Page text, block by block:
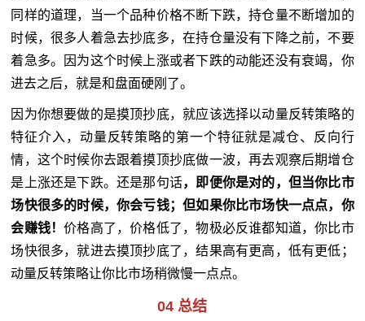
同样的道理，当一个品种价格不断下跌，持仓量不断增加的
时候，很多人着急去抄底多，在持仓量没有下降之前，不要
着急多。因为这个时候上涨或者下跌的动能还没有衰竭，你
进去之后，就是和盘面硬刚了。
因为你想要做的是摸顶抄底，就应该选择以动量反转策略的
特征介入，动量反转策略的第一个特征就是减仓、反向行
情，这个时候你去跟着摸顶抄底做一波，再去观察后期增仓
是上涨还是下跌。还是那句话，即便你是对的，但当你比市
场快很多的时候，你会亏钱；但如果你比市场快一点点，你
会赚钱！价格高了，价格低了，物极必反谁都知道，你比市
场快很多，就进去摸顶抄底了，结果高有更高，低有更低；
动量反转策略让你比市场稍微慢一点点。
04 总结